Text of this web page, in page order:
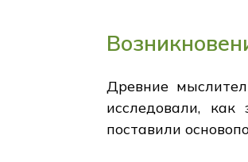
Древние
исследовали,
поставили